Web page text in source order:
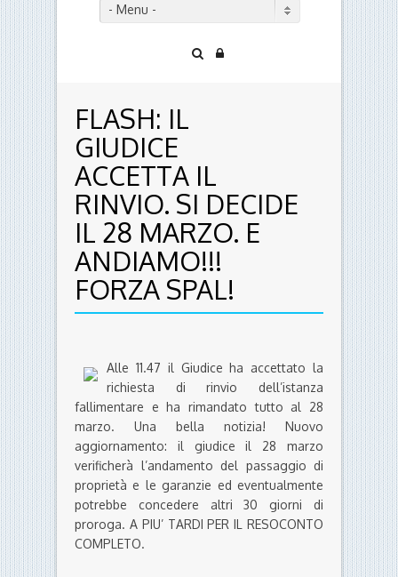
- Menu -
FLASH: IL
GIUDICE
ACCETTA IL
RINVIO. SI DECIDE
IL 28 MARZO. E
ANDIAMO!!!
FORZA SPAL!
Alle 11.47 il Giudice ha accettato la
richiesta di rinvio dell’istanza
fallimentare e ha rimandato tutto al 28
marzo. Una bella notizia! Nuovo
aggiornamento: il giudice il 28 marzo
verificherà l’andamento del passaggio di
proprietà e le garanzie ed eventualmente
potrebbe concedere altri 30 giorni di
proroga. A PIU’ TARDI PER IL RESOCONTO
COMPLETO.